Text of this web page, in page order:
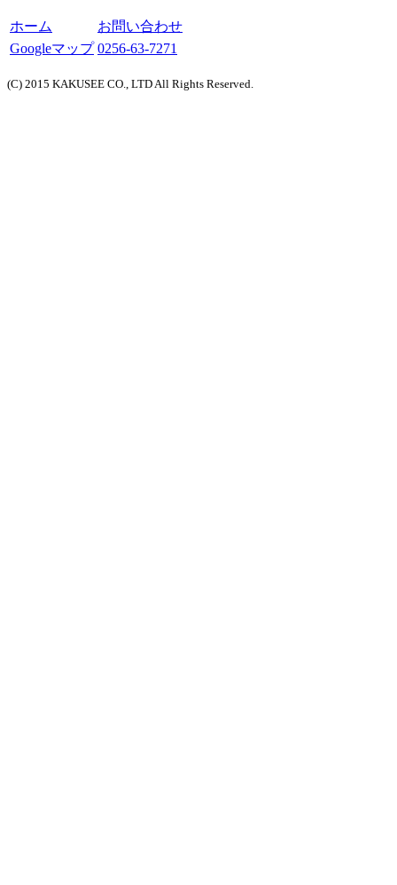
ホーム
お問い合わせ
Googleマップ 0256-63-7271
(C) 2015 KAKUSEE CO., LTD All Rights Reserved.